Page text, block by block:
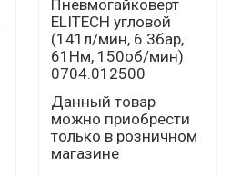
Пневмогайковерт
ELITECH угловой
(141л/мин, 6.3бар,
61Нм, 150об/мин)
0704.012500
Данный товар
можно приобрести
только в розничном
магазине